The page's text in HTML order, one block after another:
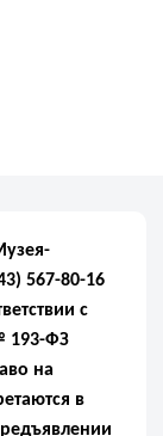
567-80-16
с
193-ФЗ
на
в